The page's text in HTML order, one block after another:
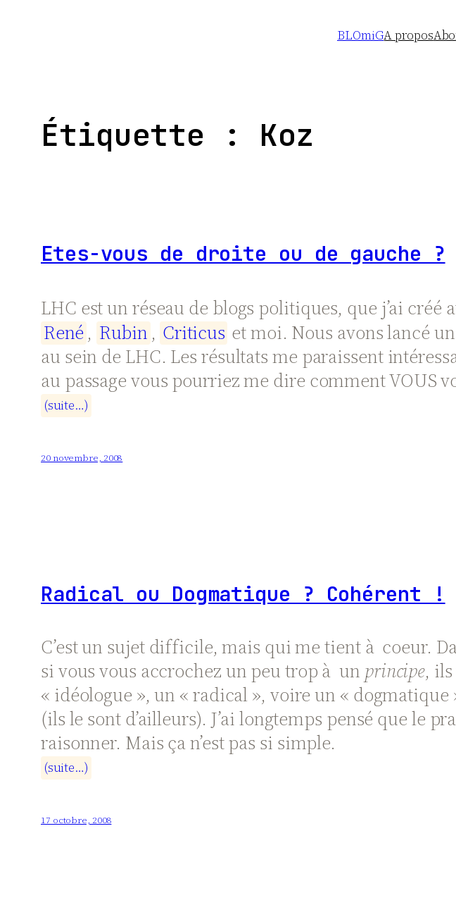
BLOmiGA propos
Étiquette : Koz
Etes-vous de droite ou de gauche ?
LHC est un réseau de blogs politiques, que j’ai
René , Rubin , Criticus et moi. Nous avons lancé
au sein de LHC. Les résultats me paraissent
au passage vous pourriez me dire comment VOUS
(suite…)
20 novembre, 2008
Radical ou Dogmatique ? Cohérent !
C’est un sujet difficile, mais qui me tient à coeur.
si vous vous accrochez un peu trop à un principe,
« idéologue », un « radical », voire un «
(ils le sont d’ailleurs). J’ai longtemps pensé que le
raisonner. Mais ça n’est pas si simple.
(suite…)
17 octobre, 2008